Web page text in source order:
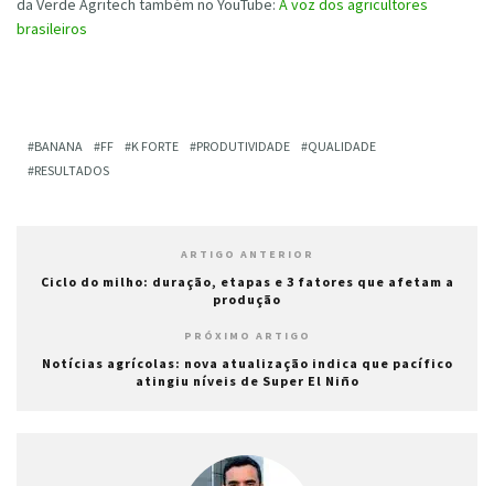
da Verde Agritech também no YouTube: A voz dos agricultores
brasileiros
BANANA FF K FORTE PRODUTIVIDADE
QUALIDADE
RESULTADOS
ARTIGO ANTERIOR
Ciclo do milho: duração, etapas e 3 fatores que afetam a
produção
PRÓXIMO ARTIGO
Notícias agrícolas: nova atualização indica que pacífico
atingiu níveis de Super El Niño